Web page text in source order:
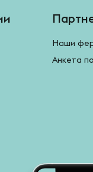
Наши
Анкета